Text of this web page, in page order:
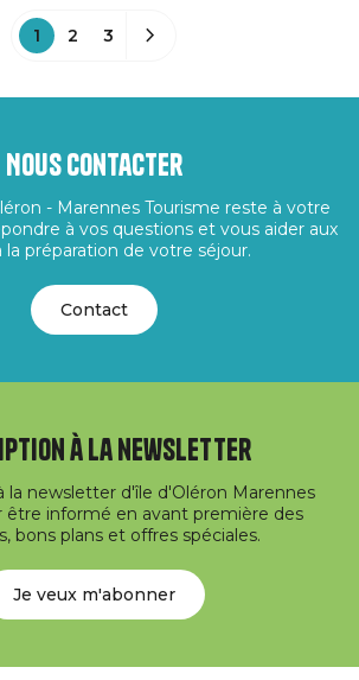
1 2 3
Nous contacter
- Marennes Tourisme reste à votre
à vos questions et vous aider aux
la préparation de votre séjour.
Contact
à la newsletter
la newsletter d'île d'Oléron Marennes
être informé en avant première des
bons plans et offres spéciales.
Je veux m'abonner